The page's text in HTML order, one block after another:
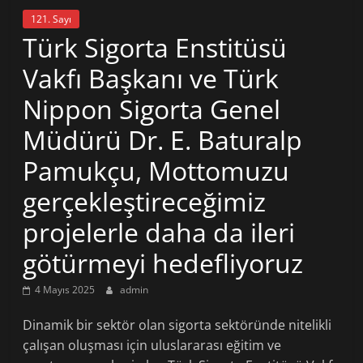
121. Sayı
Türk Sigorta Enstitüsü
Vakfı Başkanı ve Türk
Nippon Sigorta Genel
Müdürü Dr. E. Baturalp
Pamukçu, Mottomuzu
gerçekleştireceğimiz
projelerle daha da ileri
götürmeyi hedefliyoruz
4 Mayıs 2025 admin
Dinamik bir sektör olan sigorta sektöründe nitelikli
çalışan oluşması için uluslararası eğitim ve